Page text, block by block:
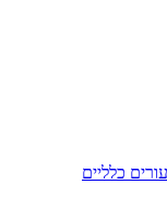
כלליים